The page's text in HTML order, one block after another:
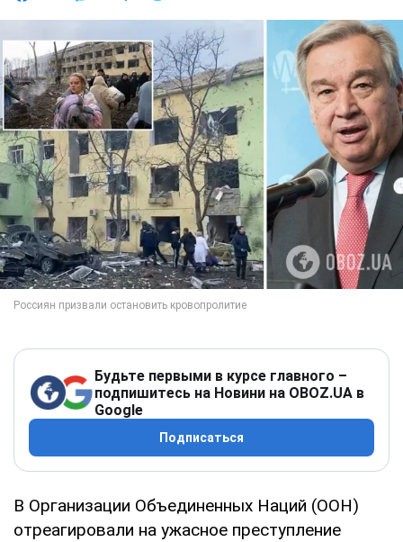
Будьте первыми в курсе главного –
подпишитесь на Новини на OBOZ.UA в
Google
Подписаться
В Организации Объединенных Наций (ООН)
отреагировали на ужасное преступление